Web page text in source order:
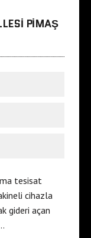
PIMAŞ
tesisat
cihazla
gideri açan